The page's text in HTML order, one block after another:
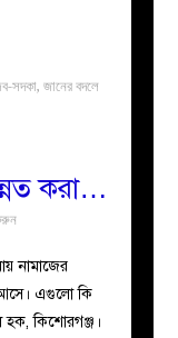
সদকা, জানের বদলে
করা…
নামাজের
আসে। এগুলো কি
হক, কিশোরগঞ্জ।